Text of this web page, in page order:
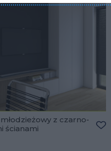
z czarno-
ścianami